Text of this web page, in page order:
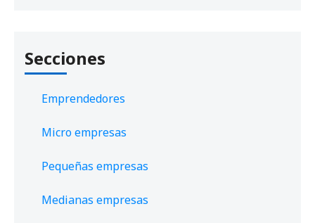
Secciones
Emprendedores
Micro empresas
Pequeñas empresas
Medianas empresas